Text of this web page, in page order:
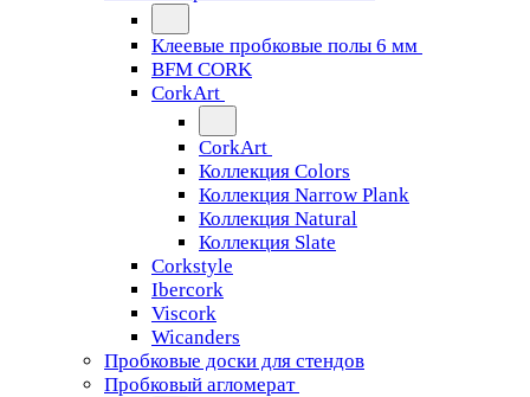
Клеевые пробковые полы 6 мм
BFM CORK
CorkArt
CorkArt
Коллекция Colors
Коллекция Narrow Plank
Коллекция Natural
Коллекция Slate
Corkstyle
Ibercork
Viscork
Wicanders
Пробковые доски для стендов
Пробковый агломерат